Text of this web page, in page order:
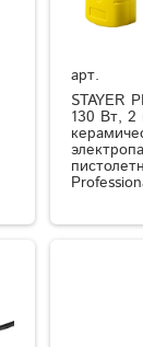
арт.
STAYER
130 Вт, 2